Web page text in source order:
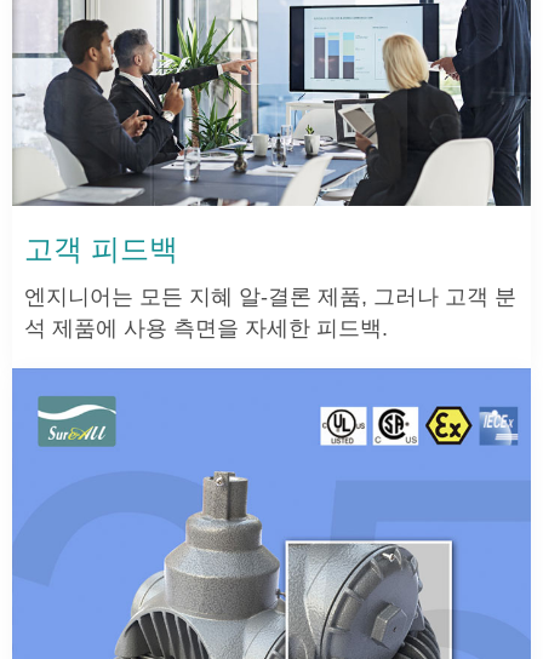
고객 피드백
엔지니어는 모든 지혜 알-결론 제품, 그러나 고객 분
석 제품에 사용 측면을 자세한 피드백.